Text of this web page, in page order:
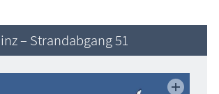
– Strandabgang 51